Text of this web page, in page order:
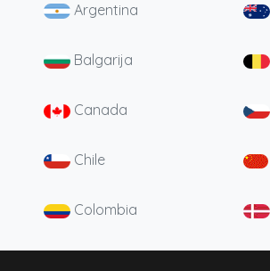
Argentina
Balgarija
Canada
Chile
Colombia